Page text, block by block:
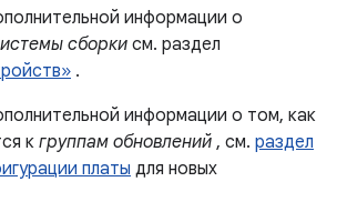
информации о
сборки см. раздел
.
информации о том, как
к группам обновлений , см. раздел
платы для новых